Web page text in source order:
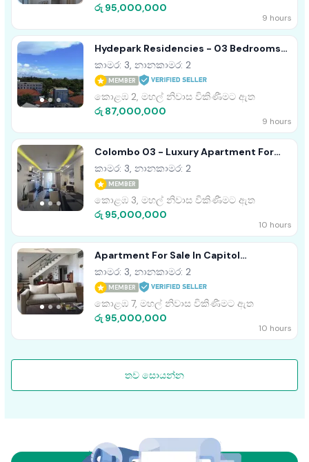
රු 95,000,000
9 hours
Hydepark Residencies - 03 Bedrooms
Apartment For Sale In Colombo 02
කාමර: 3, නානකාමර: 2
MEMBER
කොළඹ 2, මහල් නිවාස විකිණීමට ඇත
රු 87,000,000
9 hours
Colombo 03 - Luxury Apartment For
Sale
කාමර: 3, නානකාමර: 2
MEMBER
කොළඹ 3, මහල් නිවාස විකිණීමට ඇත
රු 95,000,000
10 hours
Apartment For Sale In Capitol
Residence On Dharampala Mawatah Col
07
කාමර: 3, නානකාමර: 2
MEMBER
කොළඹ 7, මහල් නිවාස විකිණීමට ඇත
රු 95,000,000
10 hours
තව සොයන්න